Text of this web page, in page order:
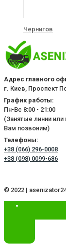
Чернигов
Адрес главного
г. Киев, Проспект
График работы:
Пн-Вс 8:00 - 21:00
(Занятые линии или
Вам позвоним)
Телефоны:
+38 (066) 296-0008
+38 (098) 0099-686
© 2022 |